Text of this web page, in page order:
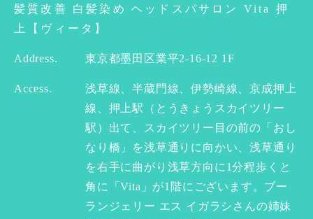
髪質改善 白髪染め ヘッドスパサロン Vita 押
上【ヴィータ】
Address. 東京都墨田区業平2-16-12 1F
Access.
浅草線、半蔵門線、伊勢崎線、京成押上
線、押上駅（とうきょうスカイツリー
駅）出て、スカイツリー目の前の「おし
なり橋」を浅草通りに向かい、浅草通り
を右手に曲がり浅草方向に1分程歩くと
角に「Vita」が1階にございます。ブー
ランジェリー エス イガラシさんの姉妹